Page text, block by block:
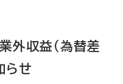
外収益(為替差
らせ